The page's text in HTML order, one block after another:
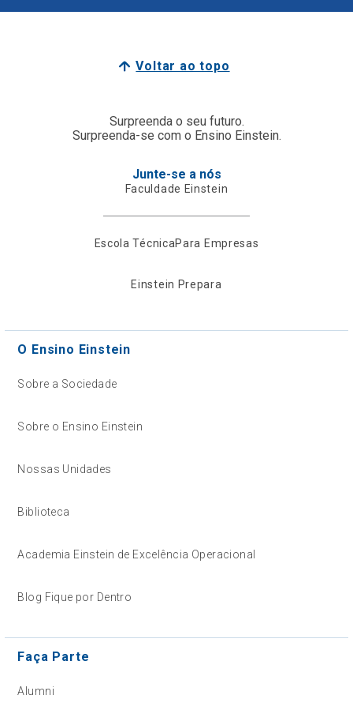
Voltar ao topo
Surpreenda o seu futuro.
Surpreenda-se com o Ensino Einstein.
Junte-se a nós
Faculdade Einstein
Escola TécnicaPara Empresas
Einstein Prepara
O Ensino Einstein
Sobre a Sociedade
Sobre o Ensino Einstein
Nossas Unidades
Biblioteca
Academia Einstein de Excelência Operacional
Blog Fique por Dentro
Faça Parte
Alumni